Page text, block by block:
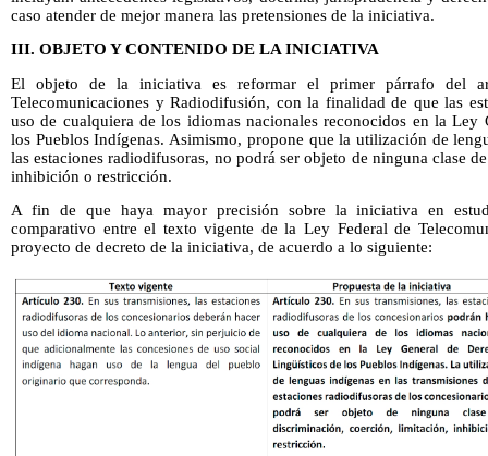
caso atender de mejor manera las pretensiones de la iniciativa.
III. OBJETO Y CONTENIDO DE LA INICIATIVA
El objeto de la iniciativa es reformar el primer párrafo del
Telecomunicaciones y Radiodifusión, con la finalidad de que las
uso de cualquiera de los idiomas nacionales reconocidos en la Ley
los Pueblos Indígenas. Asimismo, propone que la utilización de
las estaciones radiodifusoras, no podrá ser objeto de ninguna clase
inhibición o restricción.
A fin de que haya mayor precisión sobre la iniciativa en
comparativo entre el texto vigente de la Ley Federal de
proyecto de decreto de la iniciativa, de acuerdo a lo siguiente: